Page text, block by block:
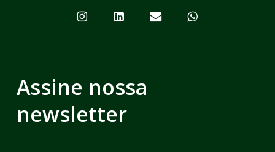
Assine nossa
newsletter